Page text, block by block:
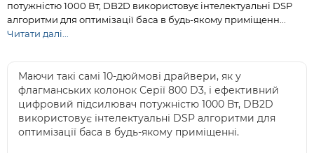
потужністю 1000 Вт, DB2D використовує інтелектуальні DSP
алгоритми для оптимізації баса в будь-якому приміщенн...
Читати далі...
Маючи такі самі 10-дюймові драйвери, як у
флагманських колонок Серії 800 D3, і ефективний
цифровий підсилювач потужністю 1000 Вт, DB2D
використовує інтелектуальні DSP алгоритми для
оптимізації баса в будь-якому приміщенні.